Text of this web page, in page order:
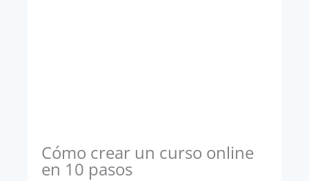
Cómo crear un curso online
en 10 pasos